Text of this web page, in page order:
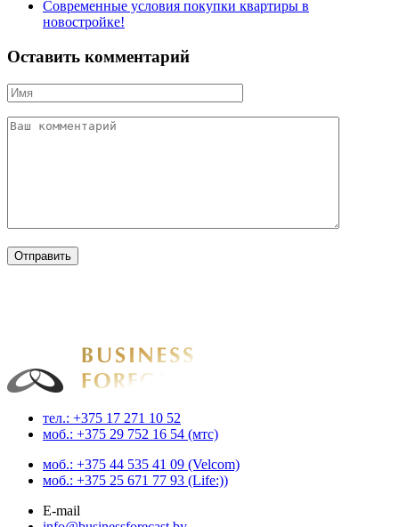
Современные условия покупки квартиры в
новостройке!
Оставить комментарий
Businessforecast
Аналитика и прогнозирование для профессионалов
тел.: +375 17 271 10 52
моб.: +375 29 752 16 54 (мтс)
моб.: +375 44 535 41 09 (Velcom)
моб.: +375 25 671 77 93 (Life:))
E-mail